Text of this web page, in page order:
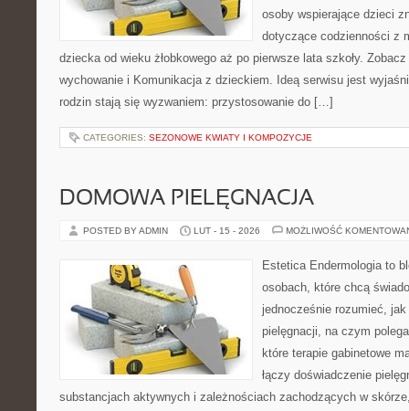
osoby wspierające dzieci
dotyczące codzienności z
dziecka od wieku żłobkowego aż po pierwsze lata szkoły.
wychowanie i Komunikacja z dzieckiem. Ideą serwisu jest
rodzin stają się wyzwaniem: przystosowanie do […]
CATEGORIES: SEZONOWE KWIATY I KOMPOZYCJE
DOMOWA PIELĘGNACJA
POSTED BY ADMIN LUT - 15 - 2026 MOŻLIWOŚĆ
Estetica Endermologia to
osobach, które chcą
jednocześnie rozumieć, jak
pielęgnacji, na czym
które terapie gabinetowe
łączy doświadczenie
substancjach aktywnych i zależnościach zachodzących w